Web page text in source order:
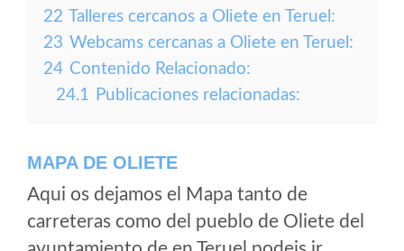
22 Talleres cercanos a Oliete en Teruel:
23 Webcams cercanas a Oliete en Teruel:
24 Contenido Relacionado:
24.1 Publicaciones relacionadas:
MAPA DE OLIETE
Aqui os dejamos el Mapa tanto de
carreteras como del pueblo de Oliete del